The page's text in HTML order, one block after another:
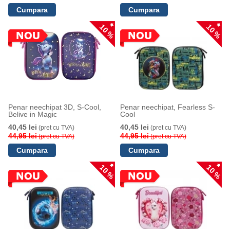
10 %
Penar neechipat 3D, S-Cool,
Belive in Magic
40,45 lei (pret cu TVA)
44,95 lei(pret cu TVA)
10 %
Penar neechipat, Fearless S-
Cool
40,45 lei (pret cu TVA)
44,95 lei(pret cu TVA)
10 % 10 %